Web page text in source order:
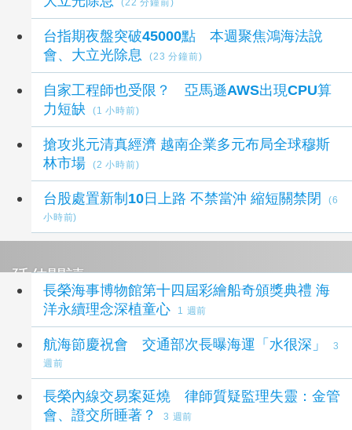
台指期夜盤突破45000點 本週聚焦鴻海法說
會、大立光除息
(23 分鐘前)
自家工程師也受限？ 亞馬遜AWS出現CPU算
力短缺
(1 小時前)
搶攻兆元清真經濟 越南企業多元布局全球穆斯
林市場
(2 小時前)
台股處置新制10日上路 不禁當沖 縮短關禁閉
(6
小時前)
延伸閱讀
長榮海事博物館第十四屆彩繪船奇頒獎典禮 海
洋永續理念深植童心
1 週前
航海節慶祝會 交通部次長曝海運「水很深」
3
週前
長榮內線交易案延燒 律師質疑監理失靈：金管
會、證交所睡著？
3 週前